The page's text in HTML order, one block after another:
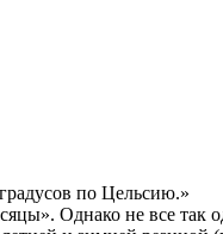
по Цельсию.»
Однако не все так